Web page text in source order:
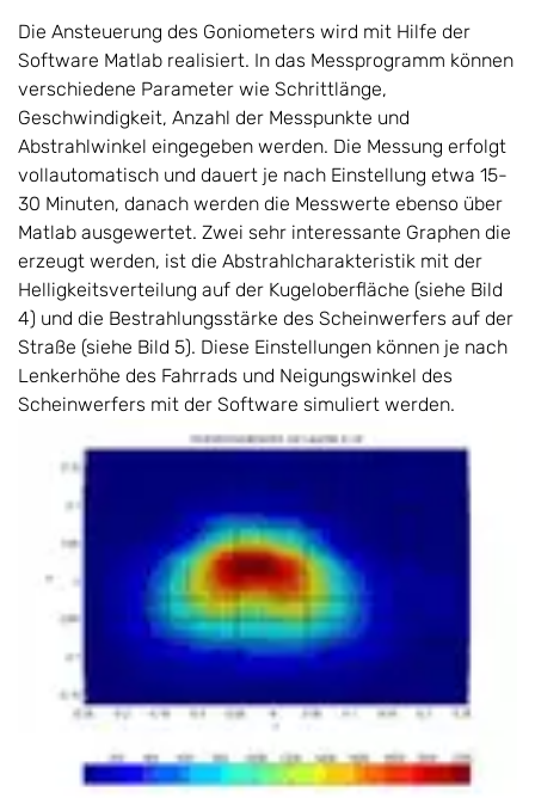
Die Ansteuerung des Goniometers wird mit Hilfe der
Software Matlab realisiert. In das Messprogramm können
verschiedene Parameter wie Schrittlänge,
Geschwindigkeit, Anzahl der Messpunkte und
Abstrahlwinkel eingegeben werden. Die Messung erfolgt
vollautomatisch und dauert je nach Einstellung etwa 15-
30 Minuten, danach werden die Messwerte ebenso über
Matlab ausgewertet. Zwei sehr interessante Graphen die
erzeugt werden, ist die Abstrahlcharakteristik mit der
Helligkeitsverteilung auf der Kugeloberfläche (siehe Bild
4) und die Bestrahlungsstärke des Scheinwerfers auf der
Straße (siehe Bild 5). Diese Einstellungen können je nach
Lenkerhöhe des Fahrrads und Neigungswinkel des
Scheinwerfers mit der Software simuliert werden.